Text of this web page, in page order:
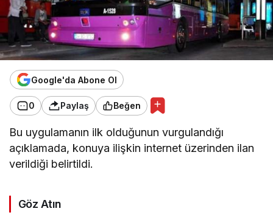
Google'da Abone Ol
0 Paylaş Beğen
Bu uygulamanın ilk olduğunun vurgulandığı
açıklamada, konuya ilişkin internet üzerinden ilan
verildiği belirtildi.
Göz Atın